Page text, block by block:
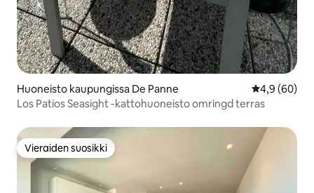
Huoneisto kaupungissa De Panne
4,9 (60)
Los Patios Seasight -kattohuoneisto omringd terras
Vieraiden suosikki
Vieraiden suosikki